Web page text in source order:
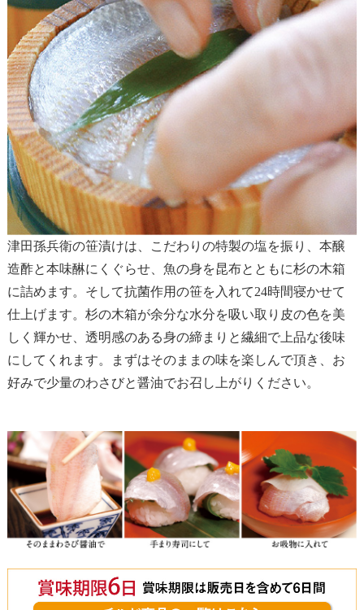
津田孫兵衛の笹漬けは、こだわりの特製の塩を振り、本醸
造酢と本味醂にくぐらせ、魚の身を昆布とともに杉の木箱
に詰めます。そして抗菌作用の笹を入れて24時間寝かせて
仕上げます。杉の木箱が余分な水分を吸い取り皮の色を美
しく輝かせ、透明感のある身の締まりと繊細で上品な後味
にしてくれます。まずはそのままの味を楽しんで頂き、お
好みで少量のわさびと醤油でお召し上がりください。